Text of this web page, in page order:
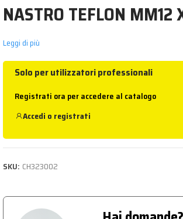
NASTRO TEFLON MM12
Leggi di più
Solo per utilizzatori professionali
Registrati ora per accedere al catalogo
Accedi o registrati
SKU: CH323002